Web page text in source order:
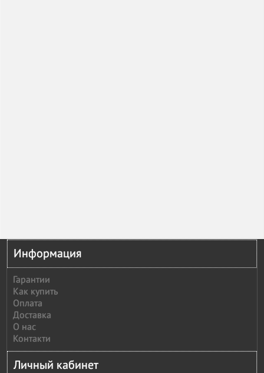
Информация
Гарантии
Как купить
Оплата
Доставка
О нас
Контакти
Личный кабинет